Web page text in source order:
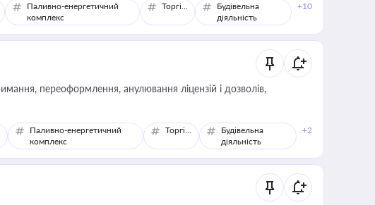
Паливно-енергетичний
комплекс
Торгівля
Будівельна
діяльність
+10
переоформлення, анулювання ліцензій і дозволів,
Паливно-енергетичний
комплекс
Торгівля
Будівельна
діяльність
+2